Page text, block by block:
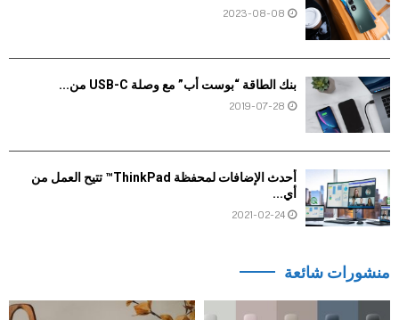
2023-08-08
بنك الطاقة “بوست أب” مع وصلة USB-C من...
2019-07-28
أحدث الإضافات لمحفظة ThinkPad™ تتيح العمل من
أي...
2021-02-24
منشورات شائعة